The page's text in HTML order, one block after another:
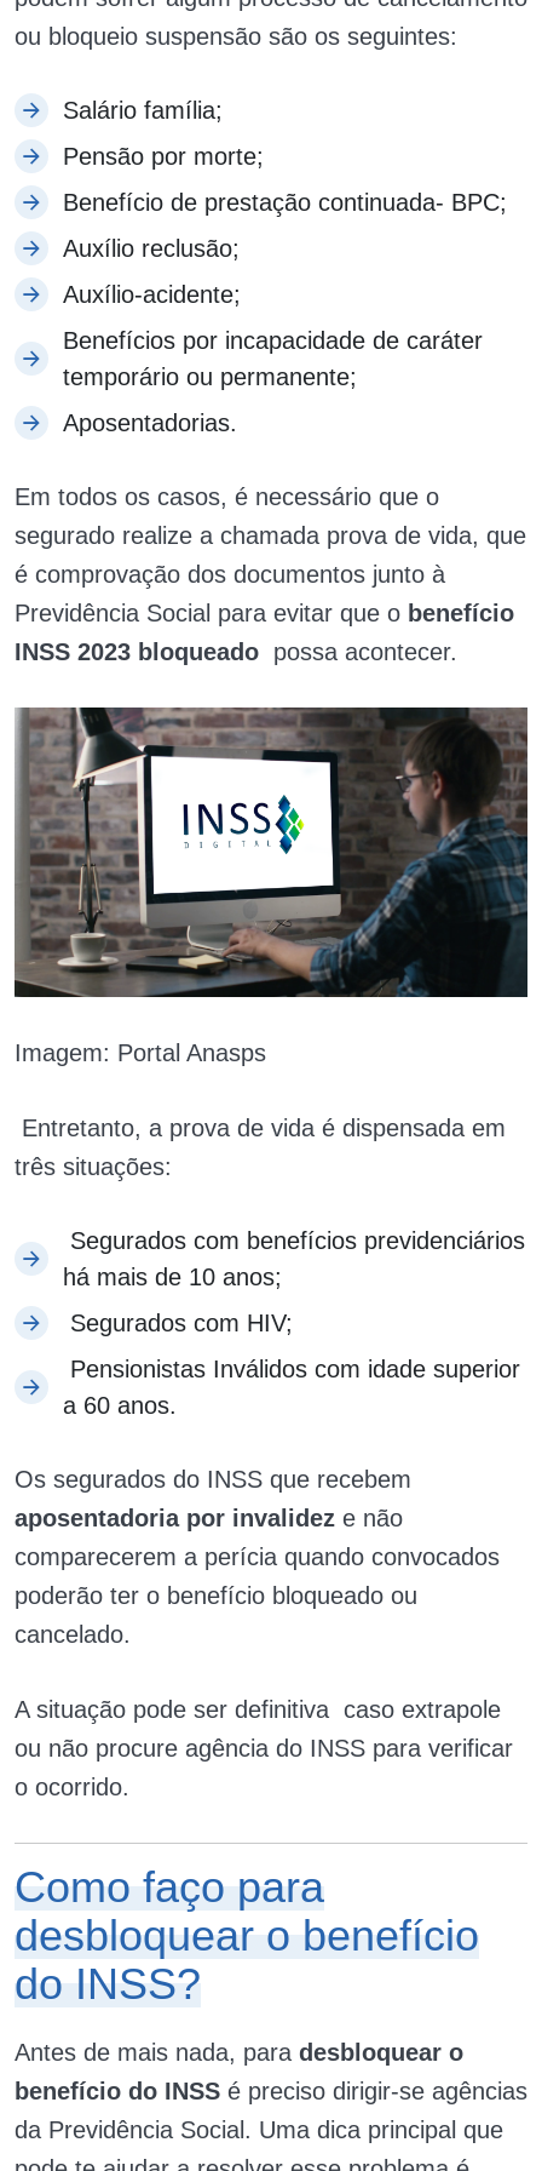
ou bloqueio suspensão são os seguintes:
Salário família;
Pensão por morte;
Benefício de prestação continuada- BPC;
Auxílio reclusão;
Auxílio-acidente;
Benefícios por incapacidade de caráter
temporário ou permanente;
Aposentadorias.
Em todos os casos, é necessário que o
segurado realize a chamada prova de vida, que
é comprovação dos documentos junto à
Previdência Social para evitar que o benefício
INSS 2023 bloqueado possa acontecer.
Imagem: Portal Anasps
Entretanto, a prova de vida é dispensada em
três situações:
Segurados com benefícios previdenciários
há mais de 10 anos;
Segurados com HIV;
Pensionistas Inválidos com idade superior
a 60 anos.
Os segurados do INSS que recebem
aposentadoria por invalidez e não
comparecerem a perícia quando convocados
poderão ter o benefício bloqueado ou
cancelado.
A situação pode ser definitiva caso extrapole
ou não procure agência do INSS para verificar
o ocorrido.
Como faço para
desbloquear o benefício
do INSS?
Antes de mais nada, para desbloquear o
benefício do INSS é preciso dirigir-se agências
da Previdência Social. Uma dica principal que